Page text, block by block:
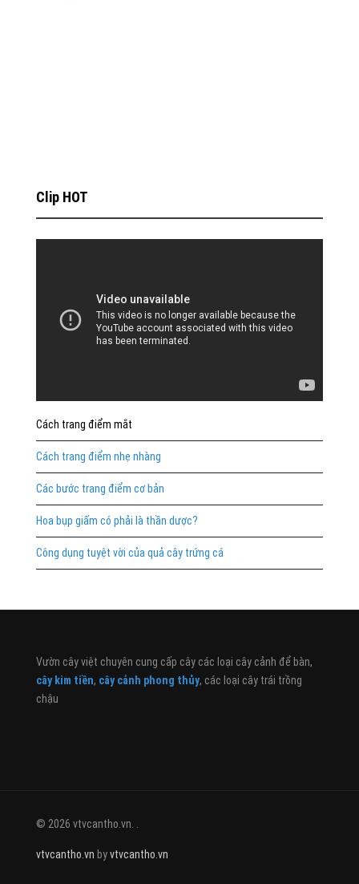
Clip HOT
Cách trang điểm mắt
Cách trang điểm nhẹ nhàng
Các bước trang điểm cơ bản
Hoa bụp giấm có phải là thần dược?
Công dụng tuyệt vời của quả cây trứng cá
Vườn cây việt chuyên cung cấp cây các loại cây cảnh để bàn,
cây kim tiền, cây cảnh phong thủy, các loại cây trái trồng
chậu
© 2026 vtvcantho.vn. .
vtvcantho.vn byvtvcantho.vn